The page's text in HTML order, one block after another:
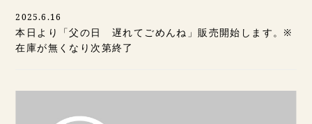
2025.6.16
本日より「父の日 遅れてごめんね」販売開始します。※
在庫が無くなり次第終了